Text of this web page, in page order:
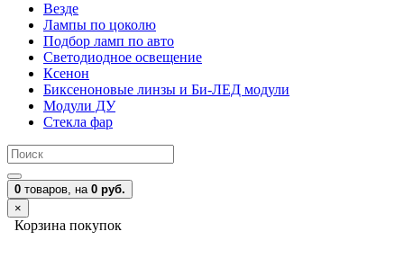
Везде
Лампы по цоколю
Подбор ламп по авто
Светодиодное освещение
Ксенон
Биксеноновые линзы и Би-ЛЕД модули
Модули ДУ
Стекла фар
0 товаров, на 0 руб.
×
Корзина покупок